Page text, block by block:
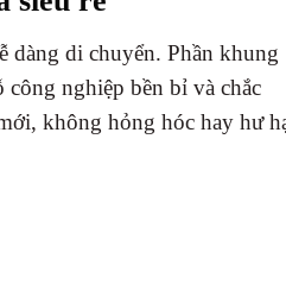
dàng di chuyển. Phần khung
công nghiệp bền bỉ và chắc
không hỏng hóc hay hư